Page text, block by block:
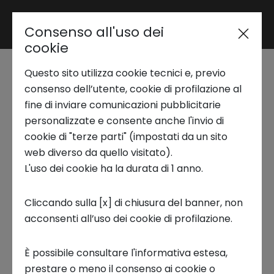
Area riservata
Trend Analysis
Applied Research
Startup Development
Business Transformation
Ecosystem enabling
Chiara Foglietta | Oltre le
Barriere
Assessora alla Transizione ecologica
e digitale, Innovazione, Ambiente,
Mobilità e Trasporti
sogno che desiderano realizzare fin dal primo
Consenso all'uso dei
cookie
Questo sito utilizza cookie tecnici e, previo
consenso dell’utente, cookie di profilazione al
fine di inviare comunicazioni pubblicitarie
personalizzate e consente anche l'invio di
cookie di "terze parti" (impostati da un sito
web diverso da quello visitato).
L'uso dei cookie ha la durata di 1 anno.
Cliccando sulla [x] di chiusura del banner, non
acconsenti all’uso dei cookie di profilazione.
È possibile consultare l'informativa estesa,
prestare o meno il consenso ai cookie o